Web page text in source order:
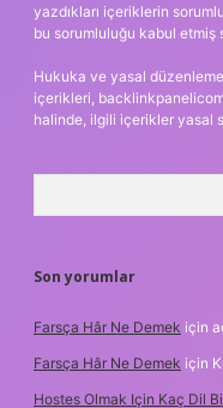
yazdıkları içeriklerin
bu sorumluluğu kabul etmiş
Hukuka ve yasal
içerikleri,
halinde, ilgili içerikler yasal
Son yorumlar
Farsça Hâr Ne Demek için
Farsça Hâr Ne Demek için
Hostes Olmak Için Kaç Dil